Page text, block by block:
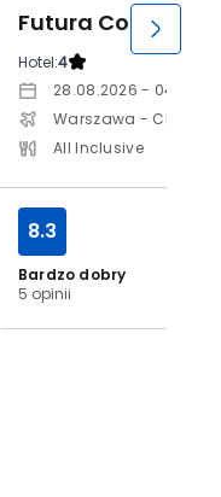
Futura Colostrai
Hotel:4
28.08.2026 -
Warszawa - Chopin
All Inclusive
Bardzo dobry
5 opinii
8.3